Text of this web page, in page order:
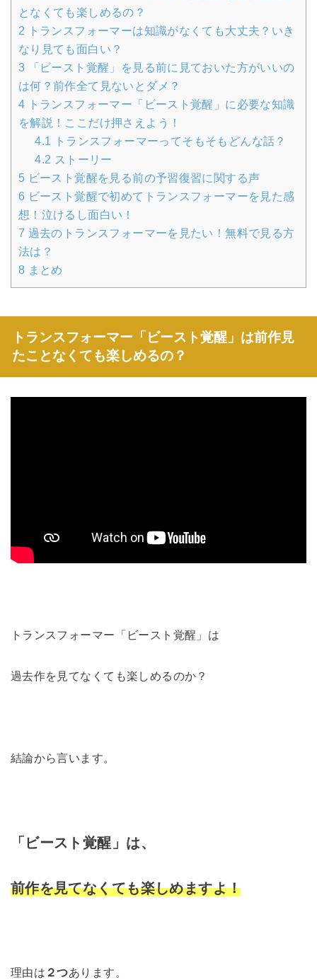
となくても楽しめるの？
2 トランスフォーマーは知識がなくても大丈夫？いき
なり見ても面白い？
3 「ビースト覚醒」を見る前に見ておいた方がいいの
は何？前作全て見ないとダメ？
4 トランスフォーマー「ビースト覚醒」に必要な知識
を解説！ここだけ押さえよう！
4.1 トランスフォーマーってそもそもどんな話？
4.2 ストーリー
5 ビースト覚醒を見る前の予習復習に関する声
6 ビースト覚醒で初めてトランスフォーマーを見た感
想！泣けるし面白い！
7 過去のトランスフォーマーを見たい！無料で見る方
法は？
8 まとめ
トランスフォーマー「ビースト覚醒」は前作見
たことなくても楽しめるの？
トランスフォーマー「ビースト覚醒」は
過去作を見てなくても楽しめるのか？
結論から言います。
「ビースト覚醒」は、
前作を見てなくても楽しめますよ！
理由は ２つあります。